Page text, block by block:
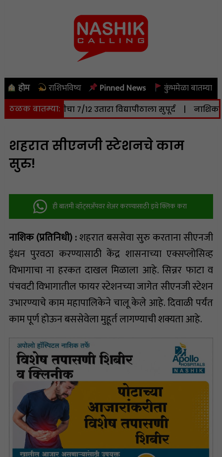
होम राशिभविष्य Pinned News कुंभमेळा बातम्या
ठळक बातम्या:
जमिनीचा ७/१२ उतारा विद्यापीठाला सुपूर्द | नाशिक:
शहरात सीएनजी स्टेशनचे काम
सुरु!
ही बातमी व्हॉट्सअ‍ॅपवर शेअर करण्यासाठी इथे क्लिक करा
नाशिक (प्रतिनिधी) :शहरात बससेवा सुरु करताना सीएनजी
इंधन पुरवठा करण्यासाठी केंद्र शासनाच्या एक्सप्लोसिव्ह
विभागाचा ना हरकत दाखल मिळाला आहे. सिन्नर फाटा व
पंचवटी विभागातील फायर स्टेशनच्या जागेत सीएनजी स्टेशन
उभारण्याचे काम महापालिकेने चालू केले आहे. दिवाळी पर्यंत
काम पूर्ण होऊन बससेवेला मुहूर्त लागण्याची शक्यता आहे.